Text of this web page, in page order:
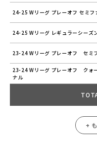
24-25 Wリーグ プレーオフ セミフ
24-25 Wリーグ レギュラーシーズ
23-24 Wリーグ プレーオフ セミ
23-24 Wリーグ プレーオフ クォ
ナル
+